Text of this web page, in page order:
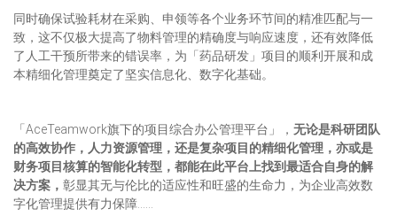
同时确保试验耗材在采购、申领等各个业务环节间的精准匹配与一
致，这不仅极大提高了物料管理的精确度与响应速度，还有效降低
了人工干预所带来的错误率，为「药品研发」项目的顺利开展和成
本精细化管理奠定了坚实信息化、数字化基础。
「AceTeamwork旗下的项目综合办公管理平台」， 无论是科研团队
的高效协作，人力资源管理，还是复杂项目的精细化管理，亦或是
财务项目核算的智能化转型，都能在此平台上找到最适合自身的解
决方案， 彰显其无与伦比的适应性和旺盛的生命力，为企业高效数
字化管理提供有力保障……